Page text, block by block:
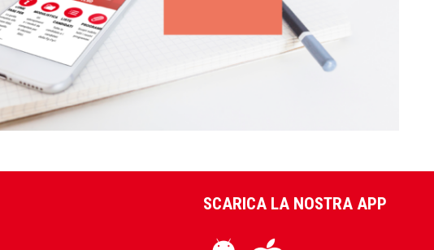
SCARICA LA NOSTRA APP